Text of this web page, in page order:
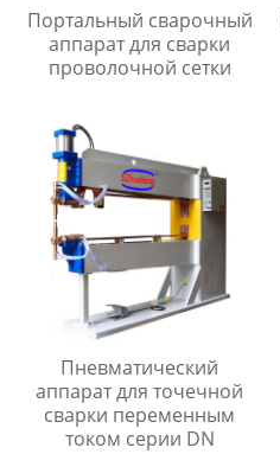
Портальный сварочный
аппарат для сварки
проволочной сетки
Пневматический
аппарат для точечной
сварки переменным
током серии DN